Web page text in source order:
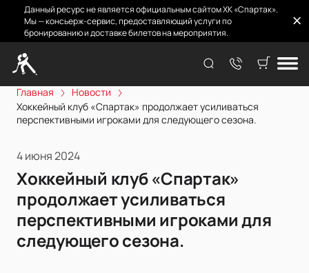
Данный ресурс не является официальным сайтом ХК «Спартак».
Мы — консьерж-сервис, предоставляющий услуги по
бронированию и доставке билетов на мероприятия.
Главная
Новости
Хоккейный клуб «Спартак» продолжает усиливаться
перспективными игроками для следующего сезона.
4 июня 2024
Хоккейный клуб «Спартак»
продолжает усиливаться
перспективными игроками для
следующего сезона.